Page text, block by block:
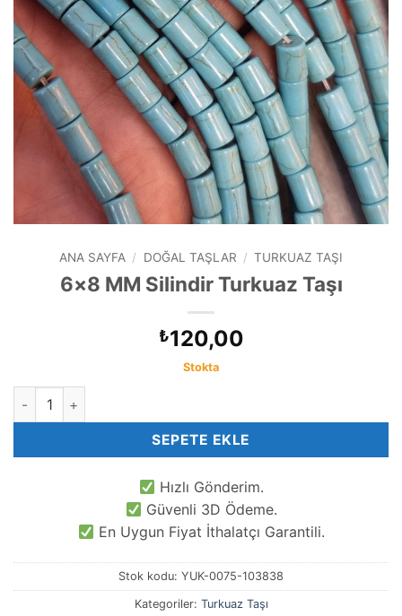
ANA SAYFA / DOĞAL TAŞLAR / TURKUAZ TAŞI
6×8 MM Silindir Turkuaz Taşı
₺120,00
Stokta
6x8 MM Silindir Turkuaz Taşı adet
SEPETE EKLE
Hızlı Gönderim.
Güvenli 3D Ödeme.
En Uygun Fiyat İthalatçı Garantili.
Stok kodu: YUK-0075-103838
Kategoriler: Turkuaz Taşı